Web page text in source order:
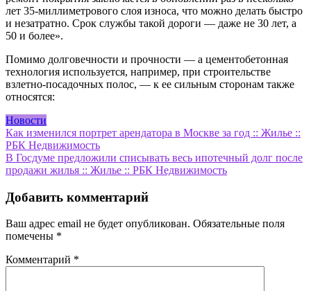
лет 35-миллиметрового слоя износа, что можно делать быстро
и незатратно. Срок службы такой дороги — даже не 30 лет, а
50 и более».
Помимо долговечности и прочности — а цементобетонная
технология используется, например, при строительстве
взлетно-посадочных полос, — к ее сильным сторонам также
относятся:
Новости
Навигация
по
записям
Как изменился портрет арендатора в Москве за год :: Жилье ::
РБК Недвижимость
В Госдуме предложили списывать весь ипотечный долг после
продажи жилья :: Жилье :: РБК Недвижимость
Добавить комментарий
Ваш адрес email не будет опубликован. Обязательные поля
помечены *
Комментарий *